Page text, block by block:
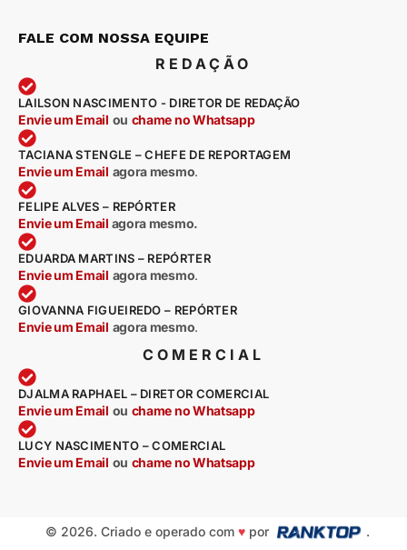
FALE COM NOSSA EQUIPE
REDAÇÃO
LAILSON NASCIMENTO - DIRETOR DE REDAÇÃO
Envie um Email ou chame no Whatsapp
TACIANA STENGLE – CHEFE DE REPORTAGEM
Envie um Email agora mesmo.
FELIPE ALVES – REPÓRTER
Envie um Email agora mesmo.
EDUARDA MARTINS – REPÓRTER
Envie um Email agora mesmo.
GIOVANNA FIGUEIREDO – REPÓRTER
Envie um Email agora mesmo.
COMERCIAL
DJALMA RAPHAEL – DIRETOR COMERCIAL
Envie um Email ou chame no Whatsapp
LUCY NASCIMENTO – COMERCIAL
Envie um Email ou chame no Whatsapp
© 2026. Criado e operado com ♥por .